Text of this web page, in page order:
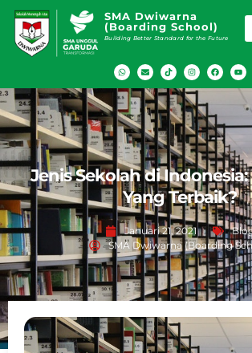
SMA Dwiwarna
(Boarding School)
Building Better Standard for the Future
Jenis Sekolah di
Yang Terbaik?
Januari 21, 2021
SMA Dwiwarna (Boarding